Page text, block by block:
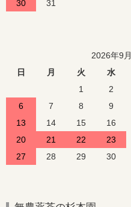
30
31
2026年9月
日
月 火 水
1
2
6
7 8 9
13
14 15 16
20
21 22 23
27
28 29 30